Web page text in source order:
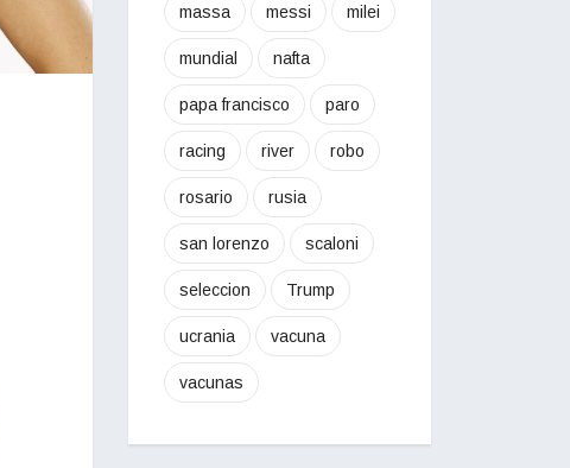
massa messi milei
mundial nafta
papa francisco paro
racing river robo
rosario rusia
san lorenzo scaloni
seleccion Trump
ucrania vacuna
vacunas